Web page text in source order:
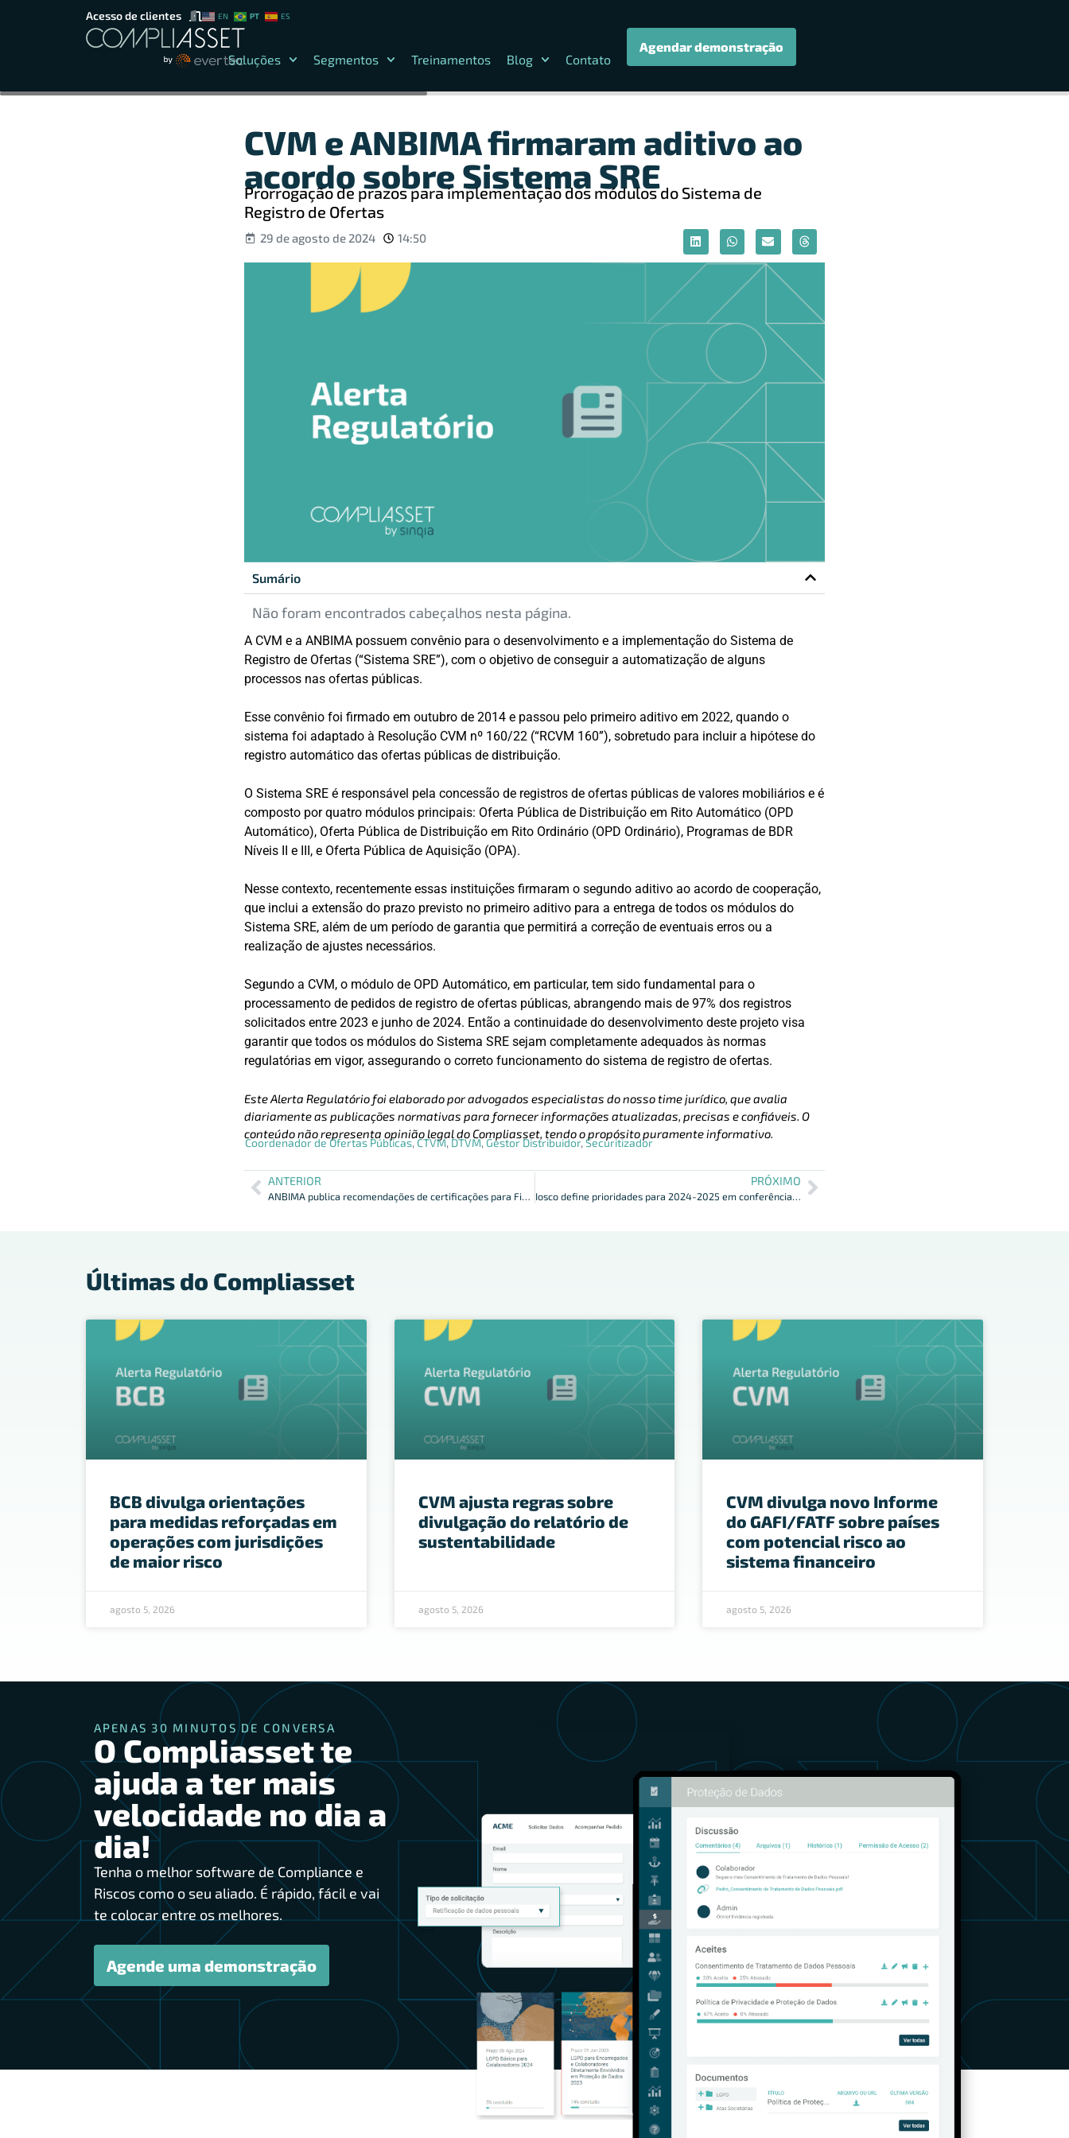
Acesso de clientes EN PT ES
Soluções Segmentos Treinamentos Blog Contato
Agendar demonstração
CVM e ANBIMA firmaram aditivo ao
acordo sobre Sistema SRE
Prorrogação de prazos para implementação dos módulos do Sistema de
Registro de Ofertas
29 de agosto de 2024 14:50
Sumário
Não foram encontrados cabeçalhos nesta página.
A CVM e a ANBIMA possuem convênio para o desenvolvimento e a implementação do Sistema de
Registro de Ofertas (“Sistema SRE”), com o objetivo de conseguir a automatização de alguns
processos nas ofertas públicas.
Esse convênio foi firmado em outubro de 2014 e passou pelo primeiro aditivo em 2022, quando o
sistema foi adaptado à Resolução CVM nº 160/22 (“RCVM 160”), sobretudo para incluir a hipótese do
registro automático das ofertas públicas de distribuição.
O Sistema SRE é responsável pela concessão de registros de ofertas públicas de valores mobiliários e é
composto por quatro módulos principais: Oferta Pública de Distribuição em Rito Automático (OPD
Automático), Oferta Pública de Distribuição em Rito Ordinário (OPD Ordinário), Programas de BDR
Níveis II e III, e Oferta Pública de Aquisição (OPA).
Nesse contexto, recentemente essas instituições firmaram o segundo aditivo ao acordo de cooperação,
que inclui a extensão do prazo previsto no primeiro aditivo para a entrega de todos os módulos do
Sistema SRE, além de um período de garantia que permitirá a correção de eventuais erros ou a
realização de ajustes necessários.
Segundo a CVM, o módulo de OPD Automático, em particular, tem sido fundamental para o
processamento de pedidos de registro de ofertas públicas, abrangendo mais de 97% dos registros
solicitados entre 2023 e junho de 2024. Então a continuidade do desenvolvimento deste projeto visa
garantir que todos os módulos do Sistema SRE sejam completamente adequados às normas
regulatórias em vigor, assegurando o correto funcionamento do sistema de registro de ofertas.
Este Alerta Regulatório foi elaborado por advogados especialistas do nosso time jurídico, que avalia
diariamente as publicações normativas para fornecer informações atualizadas, precisas e confiáveis. O
conteúdo não representa opinião legal do Compliasset, tendo o propósito puramente informativo.
Coordenador de Ofertas Públicas,CTVM,DTVM,Gestor Distribuidor,Securitizador
ANTERIOR
ANBIMA publica recomendações de certificações para Finfluencers
PRÓXIMO
Iosco define prioridades para 2024-2025 em conferência anual
Últimas do Compliasset
BCB divulga orientações
para medidas reforçadas em
operações com jurisdições
de maior risco
agosto 5, 2026
CVM ajusta regras sobre
divulgação do relatório de
sustentabilidade
agosto 5, 2026
CVM divulga novo Informe
do GAFI/FATF sobre países
com potencial risco ao
sistema financeiro
agosto 5, 2026
APENAS 30 MINUTOS DE CONVERSA
O Compliasset te
ajuda a ter mais
velocidade no dia a
dia!
Tenha o melhor software de Compliance e
Riscos como o seu aliado. É rápido, fácil e vai
te colocar entre os melhores.
Agende uma demonstração